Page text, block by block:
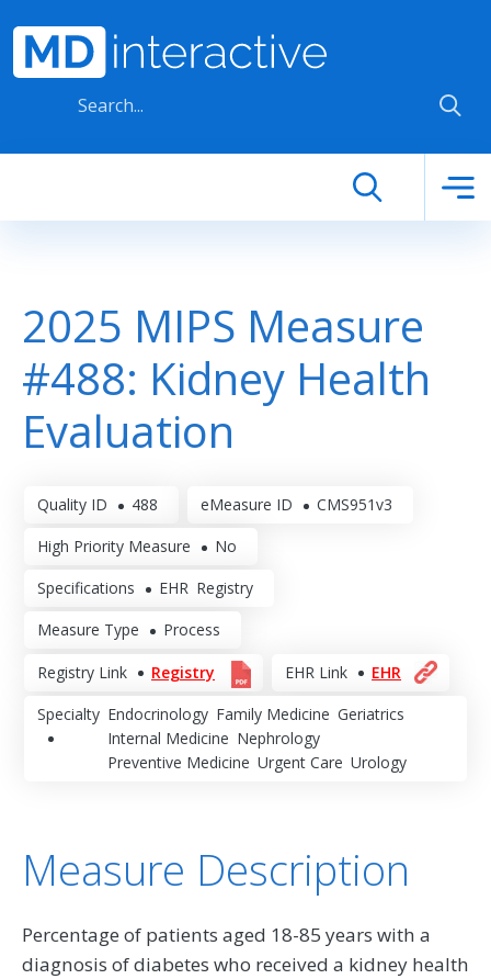
2025 MIPS Measure
#488: Kidney Health
Evaluation
Quality ID 488 eMeasure ID CMS951v3
High Priority Measure No
Specifications EHR Registry
Measure Type Process
Registry Link Registry EHR Link EHR
Specialty Endocrinology Family Medicine Geriatrics
Internal Medicine Nephrology
Preventive Medicine Urgent Care Urology
Measure Description
Percentage of patients aged 18-85 years with a
diagnosis of diabetes who received a kidney health